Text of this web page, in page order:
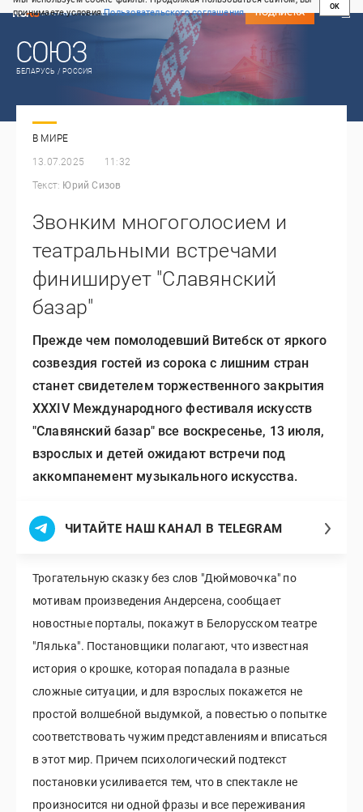
принимаете условияПользовательского соглашения
OK
СВЕЖИЙ НОМЕР
ПОДПИСКА
БЕЛАРУСЬ / РОССИЯ
В МИРЕ
13.07.2025 11:32
Текст: Юрий Сизов
Звонким многоголосием и
театральными встречами
финиширует "Славянский
базар"
Прежде чем помолодевший Витебск от яркого
созвездия гостей из сорока с лишним стран
станет свидетелем торжественного закрытия
XXXIV Международного фестиваля искусств
"Славянский базар" все воскресенье, 13 июля,
взрослых и детей ожидают встречи под
аккомпанемент музыкального искусства.
ЧИТАЙТЕ НАШ КАНАЛ В TELEGRAM
Трогательную сказку без слов "Дюймовочка" по
мотивам произведения Андерсена, сообщает
новостные порталы, покажут в Белорусском театре
"Лялька". Постановщики полагают, что известная
история о крошке, которая попадала в разные
сложные ситуации, и для взрослых покажется не
простой волшебной выдумкой, а повестью о попытке
соответствовать чужим представлениям и вписаться
в этот мир. Причем психологический подтекст
постановки усиливается тем, что в спектакле не
произносится ни одной фразы и все переживания